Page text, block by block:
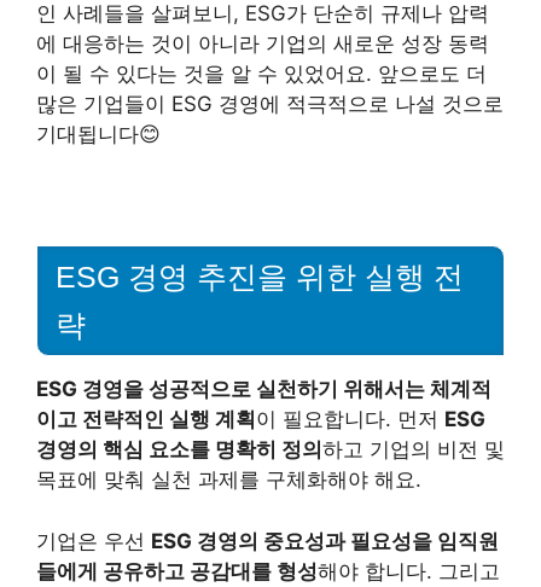
인 사례들을 살펴보니, ESG가 단순히 규제나 압력
에 대응하는 것이 아니라 기업의 새로운 성장 동력
이 될 수 있다는 것을 알 수 있었어요. 앞으로도 더
많은 기업들이 ESG 경영에 적극적으로 나설 것으로
기대됩니다😊
ESG 경영 추진을 위한 실행 전
략
ESG 경영을 성공적으로 실천하기 위해서는 체계적
이고 전략적인 실행 계획 이 필요합니다. 먼저 ESG
경영의 핵심 요소를 명확히 정의 하고 기업의 비전 및
목표에 맞춰 실천 과제를 구체화해야 해요.
기업은 우선 ESG 경영의 중요성과 필요성을 임직원
들에게 공유하고 공감대를 형성해야 합니다. 그리고